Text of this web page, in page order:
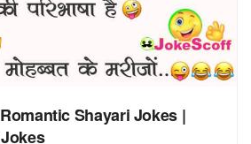
Romantic Shayari Jokes |